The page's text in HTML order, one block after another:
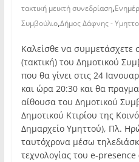
τακτική μεικτή συνεδρίαση,
Συμβούλιο,Δήμος Δάφνης -
Καλείσθε να συμμετάσχετε
(τακτική) του Δημοτικού
που θα γίνει στις 24
και ώρα 20:30 και θα
αίθουσα του Δημοτικού
Δημοτικού Κτιρίου της
Δημαρχείο Υμηττού), Πλ.
ταυτόχρονα μέσω
τεχνολογίας του e-